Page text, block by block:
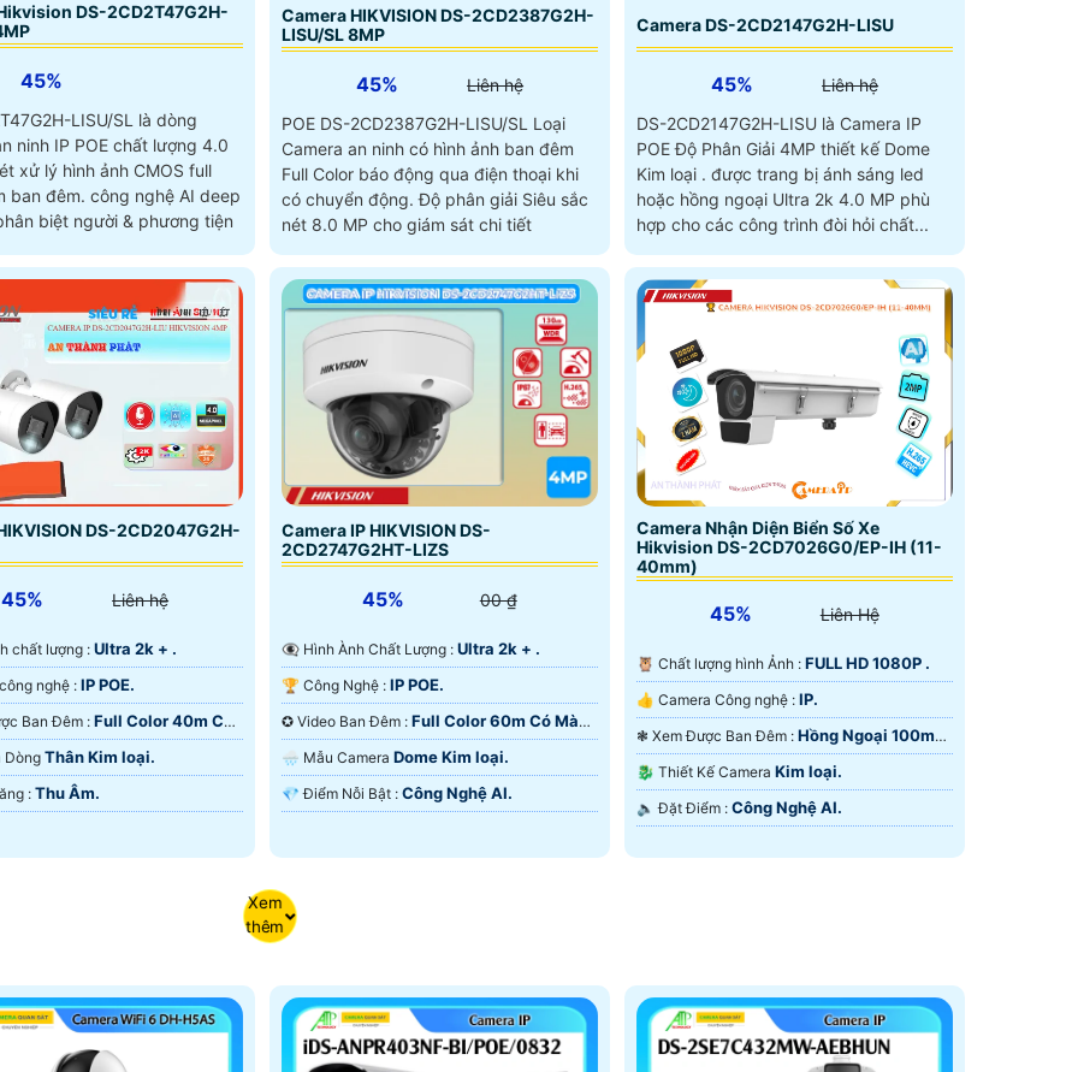
DS-2CD2T47G2H-
45%
LISU/SL là dòng
ninh IP POE chất lượng 4.0
xử lý hình ảnh CMOS full
công nghệ AI deep
biệt người & phương tiện
Camera HIKVISION DS-2CD2387G2H-
LISU/SL 8MP
45%
Liên hệ
POE DS-2CD2387G2H-LISU/SL Loại
Camera an ninh có hình ảnh ban đêm
Full Color báo động qua điện thoại khi
có chuyển động. Độ phân giải Siêu sắc
nét 8.0 MP cho giám sát chi tiết
Camera DS-2CD2147G2H-LISU
45%
Liên hệ
DS-2CD2147G2H-LISU là Camera IP
POE Độ Phân Giải 4MP thiết kế Dome
Kim loại . được trang bị ánh sáng led
hoặc hồng ngoại Ultra 2k 4.0 MP phù
hợp cho các công trình đòi hỏi chất...
DS-2CD2047G2H-
45% Liên hệ
chất lượng : Ultra 2k + .
®️ Sử dụng công nghệ : IP POE.
🔦 Xem Được Ban Đêm : Full Color 40m Có
DòngThân Kim loại.
️💫 Chức Năng : Thu Âm.
Camera IP HIKVISION DS-
2CD2747G2HT-LIZS
45% 00 ₫
👁️‍🗨 Hình Ành Chất Lượng : Ultra 2k + .
🏆 Công Nghệ : IP POE.
✪ Video Ban Đêm : Full Color 60m Có Màu
Ban Ðêm.
🌧️ Mẫu Camera Dome Kim loại.
️💎 Điểm Nỗi Bật : Công Nghệ AI.
Camera Nhận Diện Biển Số Xe
Hikvision DS-2CD7026G0/EP-IH (11-
40mm)
45% Liên Hệ
🦉 Chất lượng hình Ảnh : FULL HD 1080P .
👍 Camera Công nghệ : IP.
❃ Xem Được Ban Đêm : Hồng Ngoại 100m
Hồng Ngoại Smart IR.
🐉️ Thiết Kế Camera Kim loại.
️🔈 Đặt Điểm : Công Nghệ AI.
Xem
thêm